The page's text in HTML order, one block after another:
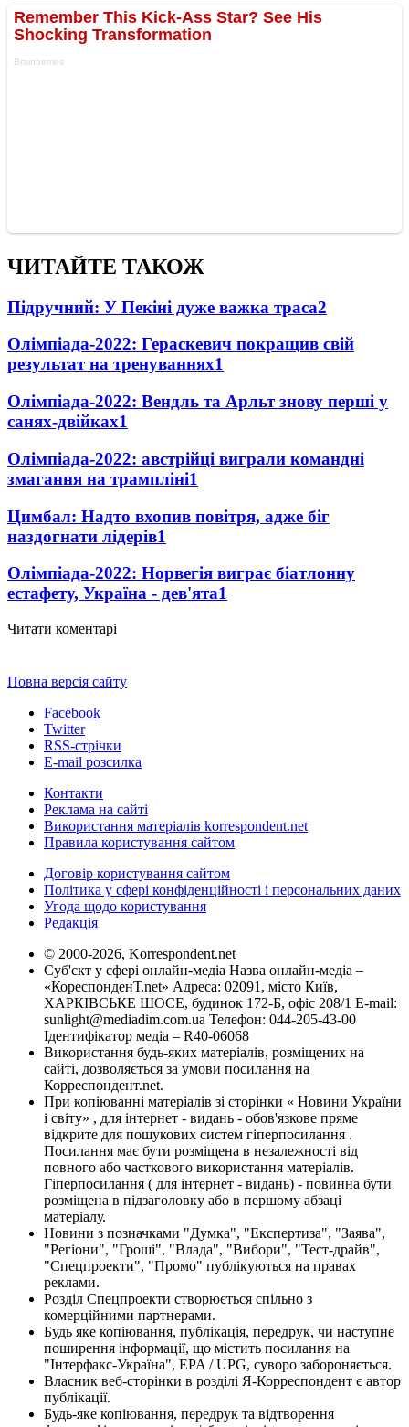
ЧИТАЙТЕ ТАКОЖ
Підручний: У Пекіні дуже важка траса2
Олімпіада-2022: Гераскевич покращив свій
результат на тренуваннях1
Олімпіада-2022: Вендль та Арльт знову перші у
санях-двійках1
Олімпіада-2022: австрійці виграли командні
змагання на трампліні1
Цимбал: Надто вхопив повітря, адже біг
наздогнати лідерів1
Олімпіада-2022: Норвегія виграє біатлонну
естафету, Україна - дев'ята1
Читати коментарі
Повна версія сайту
Facebook
Twitter
RSS-стрічки
E-mail розсилка
Контакти
Реклама на сайті
Використання матеріалів korrespondent.net
Правила користування сайтом
Договір користування сайтом
Політика у сфері конфіденційності і персональних даних
Угода щодо користування
Редакція
© 2000-2026, Korrespondent.net
Суб'єкт у сфері онлайн-медіа Назва онлайн-медіа –
«КореспонденТ.net» Адреса: 02091, місто Київ,
ХАРКІВСЬКЕ ШОСЕ, будинок 172-Б, офіс 208/1 E-mail:
sunlight@mediadim.com.ua Телефон: 044-205-43-00
Ідентифікатор медіа – R40-06068
Використання будь-яких матеріалів, розміщених на
сайті, дозволяється за умови посилання на
Корреспондент.net.
При копіюванні матеріалів зі сторінки « Новини України
і світу» , для інтернет - видань - обов'язкове пряме
відкрите для пошукових систем гіперпосилання .
Посилання має бути розміщена в незалежності від
повного або часткового використання матеріалів.
Гіперпосилання ( для інтернет - видань) - повинна бути
розміщена в підзаголовку або в першому абзаці
матеріалу.
Новини з позначками "Думка", "Експертиза", "Заява",
"Регіони", "Гроші", "Влада", "Вибори", "Тест-драйв",
"Спецпроекти", "Промо" публікуються на правах
реклами.
Розділ Спецпроекти створюється спільно з
комерційними партнерами.
Будь яке копіювання, публікація, передрук, чи наступне
поширення інформації, що містить посилання на
"Інтерфакс-Україна", EPA / UPG, суворо забороняється.
Власник веб-сторінки в розділі Я-Корреспондент є автор
публікації.
Будь-яке копіювання, передрук та відтворення